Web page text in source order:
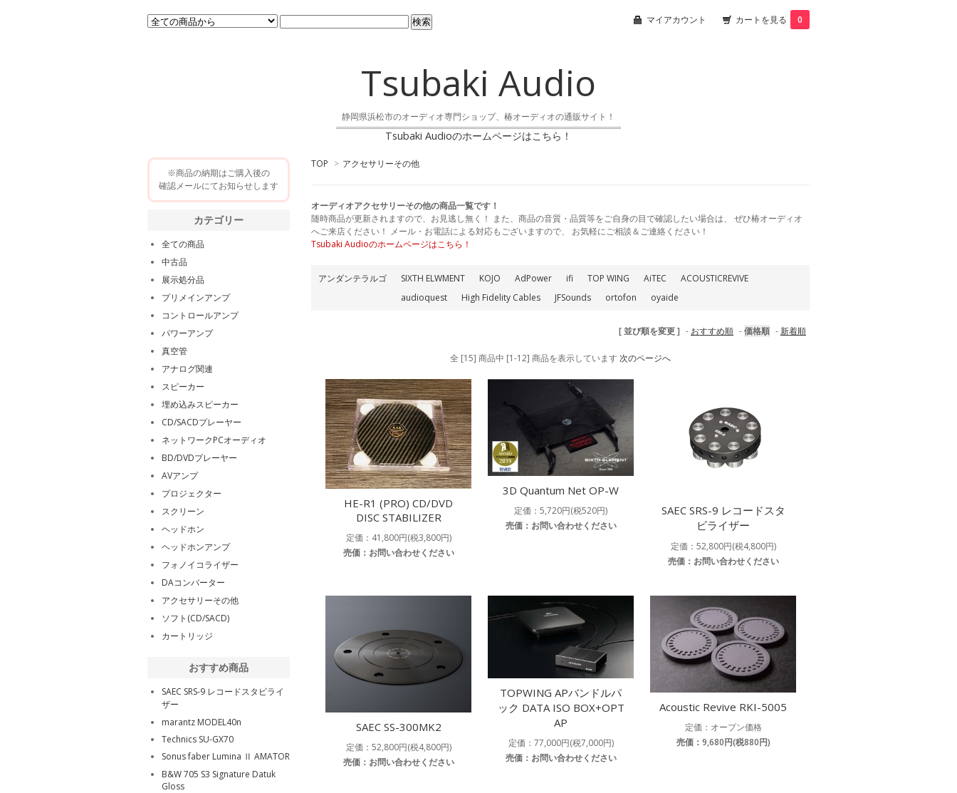
マイアカウント カートを見る 0
Tsubaki Audio
静岡県浜松市のオーディオ専門ショップ、椿オーディオの通販サイト！
Tsubaki Audioのホームページはこちら！
TOP > アクセサリーその他
オーディオアクセサリーその他の商品一覧です！
随時商品が更新されますので、お見逃し無く！ また、商品の音質・品質等をご自身の目で確認したい場合は、 ぜひ椿オーディオ
へご来店ください！ メール・お電話による対応もございますので、 お気軽にご相談＆ご連絡ください！
Tsubaki Audioのホームページはこちら！
アンダンテラルゴ SIXTH ELWMENT KOJO AdPower ifi TOP WING AiTEC
ACOUSTICREVIVE
audioquest
High Fidelity Cables JFSounds ortofon oyaide
[ 並び順を変更 ] - おすすめ順 -価格順 -新着順
全 [15] 商品中 [1-12] 商品を表示しています 次のページへ
HE-R1 (PRO) CD/DVD
DISC STABILIZER
定価：41,800円(税3,800円)
売価：お問い合わせください
3D Quantum Net OP-W
定価：5,720円(税520円)
売価：お問い合わせください
SAEC SRS-9 レコードスタ
ビライザー
定価：52,800円(税4,800円)
売価：お問い合わせください
SAEC SS-300MK2
定価：52,800円(税4,800円)
売価：お問い合わせください
TOPWING APバンドルパ
ック DATA ISO BOX+OPT
AP
定価：77,000円(税7,000円)
売価：お問い合わせください
Acoustic Revive RKI-5005
定価：オープン価格
売価：9,680円(税880円)
※商品の納期はご購入後の
確認メールにてお知らせします
カテゴリー
全ての商品
中古品
展示処分品
プリメインアンプ
コントロールアンプ
パワーアンプ
真空管
アナログ関連
スピーカー
埋め込みスピーカー
CD/SACDプレーヤー
ネットワークPCオーディオ
BD/DVDプレーヤー
AVアンプ
プロジェクター
スクリーン
ヘッドホン
ヘッドホンアンプ
フォノイコライザー
DAコンバーター
アクセサリーその他
ソフト(CD/SACD)
カートリッジ
おすすめ商品
SAEC SRS-9 レコードスタビライ
ザー
marantz MODEL40n
Technics SU-GX70
Sonus faber Lumina Ⅱ AMATOR
B&W 705 S3 Signature Datuk
Gloss